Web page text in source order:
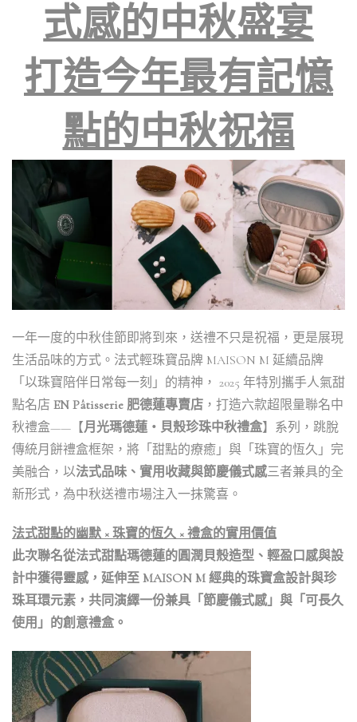
式感的中秋盛宴
打造今年最有記憶
點的中秋祝福
一年一度的中秋佳節即將到來，送禮不只是祝福，更是展現
生活品味的方式。法式輕珠寶品牌 MAISON M 延續品牌
「以珠寶陪伴日常每一刻」的精神， 2025 年特別攜手人氣甜
點名店 EN Pâtisserie 肥德蓮專賣店 ，打造六款超限量聯名中
秋禮盒——【月光瑪德蓮・貝殼珍珠中秋禮盒】系列，跳脫
傳統月餅禮盒框架，將「甜點的療癒」與「珠寶的恆久」完
美融合，以法式品味、實用收藏與節慶儀式感三者兼具的全
新形式，為中秋送禮市場注入一抹驚喜。
法式甜點的幽默 × 珠寶的恆久 × 禮盒的實用價值
此次聯名從法式甜點瑪德蓮的圓潤貝殼造型、輕盈口感與設
計中獲得靈感，延伸至 MAISON M 經典的珠寶盒設計與珍
珠耳環元素，共同演繹一份兼具「節慶儀式感」與「可長久
使用」的創意禮盒。